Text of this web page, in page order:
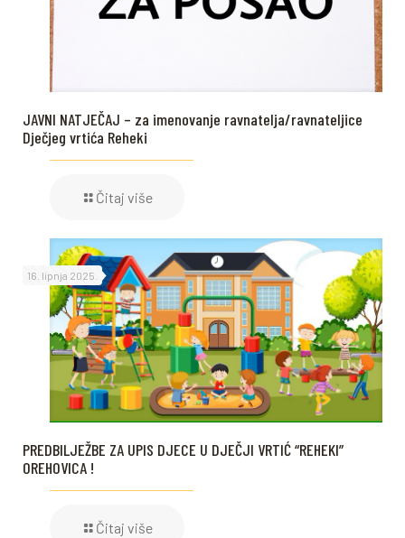
JAVNI NATJEČAJ – za imenovanje ravnatelja/ravnateljice
Dječjeg vrtića Reheki
Čitaj više
16. lipnja 2025.
PREDBILJEŽBE ZA UPIS DJECE U DJEČJI VRTIĆ “REHEKI”
OREHOVICA !
Čitaj više